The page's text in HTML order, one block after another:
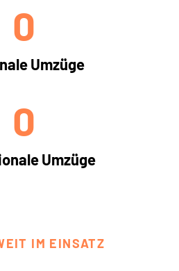
Umzüge
0
Umzüge
0
IM EINSATZ